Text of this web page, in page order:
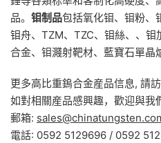
品。 钼制品包括氧化钼、钼粉、
钼舟、TZM、TZC、钼絲、、
合金、钼濺射靶材、藍寶石單晶
更多高比重鎢合金産品信息, 請
如對相關産品感興趣，歡迎與我
郵箱:
電話: 0592 5129696 / 0592